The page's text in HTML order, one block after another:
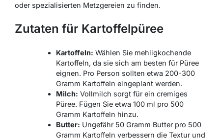
oder spezialisierten Metzgereien zu finden.
Zutaten für Kartoffelpüree
Kartoffeln: Wählen Sie mehligkochende
Kartoffeln, da sie sich am besten für Püree
eignen. Pro Person sollten etwa 200-300
Gramm Kartoffeln eingeplant werden.
Milch: Vollmilch sorgt für ein cremiges
Püree. Fügen Sie etwa 100 ml pro 500
Gramm Kartoffeln hinzu.
Butter: Ungefähr 50 Gramm Butter pro 500
Gramm Kartoffeln verbessern die Textur und